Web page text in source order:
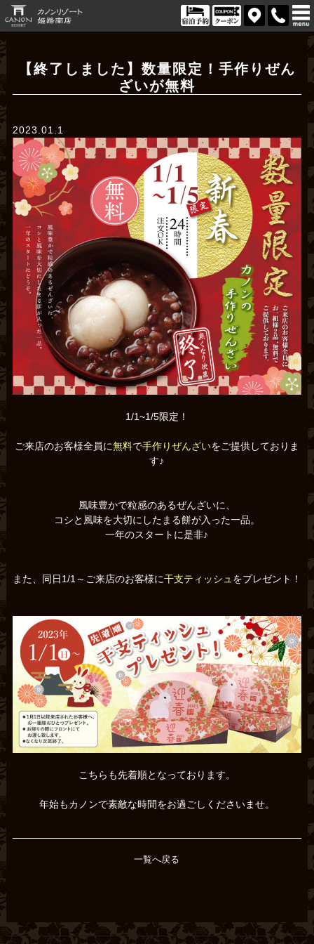
【終了しました】数量限定！手作りぜん
ざいが無料
2023.01.1
1/1~1/5限定！
ご来店のお客様全員に無料で手作りぜんざいをご提供しておりま
す♪
風味豊かで粒感のあるぜんざいに、
コシと風味を大切にしたまる餅が入った一品。
一年のスタートに是非♪
また、同日1/1～ご来店のお客様に干支ティッシュ をプレゼント！
こちらも先着順となっております。
年始もカノンで素敵な時間をお過ごしくださいませ。
一覧へ戻る